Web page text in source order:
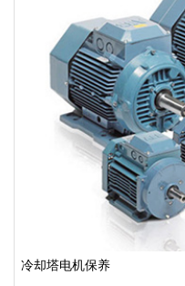
冷却塔电机保养